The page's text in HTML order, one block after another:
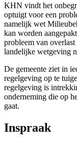
KHN vindt het
optuigt voor een
namelijk wet
kan worden
probleem van
landelijke wetgeving
De gemeente ziet in
regelgeving op te
regelgeving is
onderneming die op
gaat.
Inspraak